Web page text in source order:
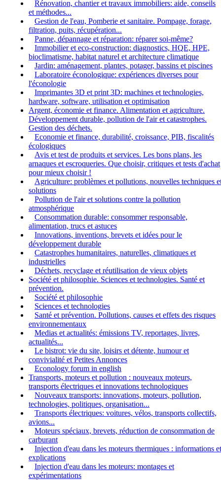
Rénovation, chantier et travaux immobiliers: aide, conseils
et méthodes...
Gestion de l'eau, Pomberie et sanitaire. Pompage, forage,
filtration, puits, récupération...
Panne, dépannage et réparation: réparer soi-même?
Immobilier et eco-construction: diagnostics, HQE, HPE,
bioclimatisme, habitat naturel et architecture climatique
Jardin: aménagement, plantes, potager, bassins et piscines
Laboratoire éconologique: expériences diverses pour
l'éconologie
Imprimantes 3D et print 3D: machines et technologies,
hardware, software, utilisation et optimisation
Argent, économie et finance. Alimentation et agriculture.
Développement durable, pollution de l'air et catastrophes.
Gestion des déchets.
Economie et finance, durabilité, croissance, PIB, fiscalités
écologiques
Avis et test de produits et services. Les bons plans, les
arnaques et escroqueries. Que choisir, critiques et tests d'achat
pour mieux choisir !
Agriculture: problèmes et pollutions, nouvelles techniques
solutions
Pollution de l'air et solutions contre la pollution
atmosphérique
Consommation durable: consommer responsable,
alimentation, trucs et astuces
Innovations, inventions, brevets et idées pour le
développement durable
Catastrophes humanitaires, naturelles, climatiques et
industrielles
Déchets, recyclage et réutilisation de vieux objets
Société et philosophie. Sciences et technologies. Santé et
prévention.
Société et philosophie
Sciences et technologies
Santé et prévention. Pollutions, causes et effets des risques
environnementaux
Medias et actualités: émissions TV, reportages, livres,
actualités...
Le bistrot: vie du site, loisirs et détente, humour et
convivialité et Petites Annonces
Econology forum in english
Transports, moteurs et pollution : nouveaux moteurs,
transports électriques et innovations technologiques
Nouveaux transports: innovations, moteurs, pollution,
technologies, politiques, organisation...
Transports électriques: voitures, vélos, transports collectifs,
avions...
Moteurs spéciaux, brevets, réduction de consommation de
carburant
Injection d'eau dans les moteurs thermiques : informations et
explications
Injection d'eau dans les moteurs: montages et
expérimentations